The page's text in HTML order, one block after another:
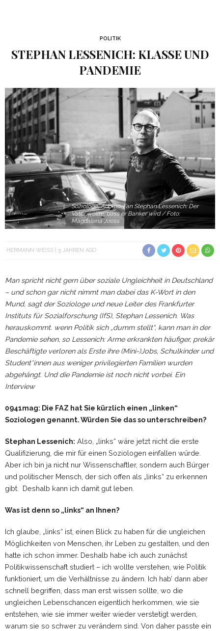
POLITIK
STEPHAN LESSENICH: KLASSE UND
PANDEMIE
Soziologe, Adorno-Fan Stephan Lessenich: Der
Vater wollte, dass er Banker wird / Foto:
Magdalena Jooss
HERMANN WEISS 5 JAHREN AGO
Man spricht nicht gern über soziale Ungleichheit in Deutschland
– und schon gar nicht nimmt man dabei das K-Wort in den
Mund, sagt der Soziologe und neue Leiter des Frankfurter
Instituts für Sozialforschung (IfS), Stephan Lessenich. Was
herauskommt. wenn Politik sich „dumm stellt“, kann man in der
Pandemie sehen, so Lessenich: Arme erkrankten häufiger, prekär
Beschäftigte verloren als Erste ihre (Mini-)Jobs, Schulkinder und
Student*innen aus weniger privilegierten Familien wurden
abgehängt. Und die Pandemie ist noch nicht vorbei. Ein
Interview
0941mag: Die FAZ hat Sie kürzlich einen „linken“
Soziologen genannt. Würden Sie das so unterschreiben?
Stephan Lessenich: Also, „links“ wäre jetzt nicht die erste
Qualifizierung, die mir für einen Soziologen einfallen würde.
Aber ich bin ja nicht nur Wissenschaftler, sondern auch Bürger
und politischer Mensch, der sich offen als „links“ zu erkennen
gibt. Deshalb kann ich damit gut leben.
Was ist denn so „links“ an Ihnen?
Ich glaube, „links“ ist, einen Blick zu haben für die ungleichen
Möglichkeiten von Menschen, ihr Leben zu gestalten, und den
hatte ich schon immer. Deshalb habe ich auch zunächst
Politikwissenschaft studiert – ich wollte verstehen, wie Politik
funktioniert, um die Verhältnisse zu ändern. Ich hab’ dann aber
schnell begriffen, dass man erst wissen sollte, wo die
ungleichen Lebenschancen eigentlich herkommen, wie sie
entstehen, wie sie immer weiter wieder verstetigt werden,
warum sie so schwer zu verändern sind. Von daher passte ein